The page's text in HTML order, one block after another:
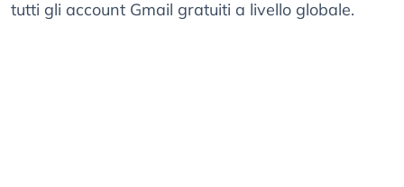
tutti gli account Gmail gratuiti a livello globale.